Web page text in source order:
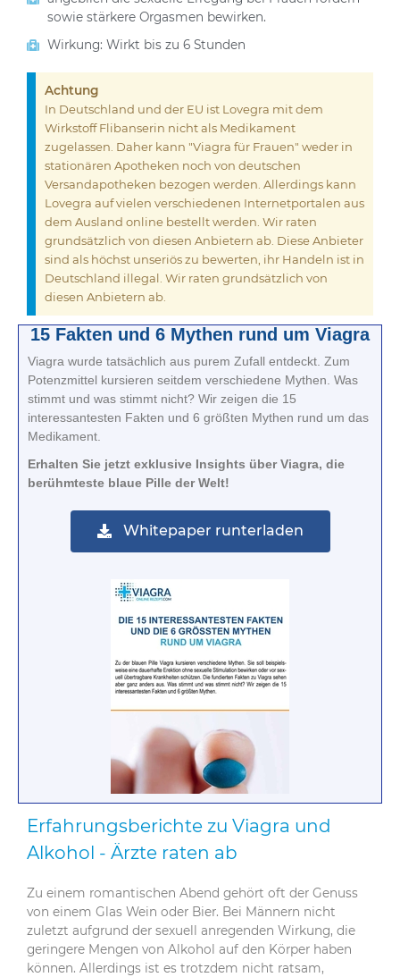
sowie stärkere Orgasmen bewirken.
Wirkung: Wirkt bis zu 6 Stunden
Achtung
In Deutschland und der EU ist Lovegra mit dem
Wirkstoff Flibanserin nicht als Medikament
zugelassen. Daher kann "Viagra für Frauen" weder in
stationären Apotheken noch von deutschen
Versandapotheken bezogen werden. Allerdings kann
Lovegra auf vielen verschiedenen Internetportalen aus
dem Ausland online bestellt werden. Wir raten
grundsätzlich von diesen Anbietern ab. Diese Anbieter
sind als höchst unseriös zu bewerten, ihr Handeln ist in
Deutschland illegal. Wir raten grundsätzlich von
diesen Anbietern ab.
15 Fakten und 6 Mythen rund um Viagra
Viagra wurde tatsächlich aus purem Zufall entdeckt. Zum
Potenzmittel kursieren seitdem verschiedene Mythen. Was
stimmt und was stimmt nicht? Wir zeigen die 15
interessantesten Fakten und 6 größten Mythen rund um das
Medikament.
Erhalten Sie jetzt exklusive Insights über Viagra, die
berühmteste blaue Pille der Welt!
Whitepaper runterladen
Erfahrungsberichte zu Viagra und
Alkohol - Ärzte raten ab
Zu einem romantischen Abend gehört oft der Genuss
von einem Glas Wein oder Bier. Bei Männern nicht
zuletzt aufgrund der sexuell anregenden Wirkung, die
geringere Mengen von Alkohol auf den Körper haben
können. Allerdings ist es trotzdem nicht ratsam,